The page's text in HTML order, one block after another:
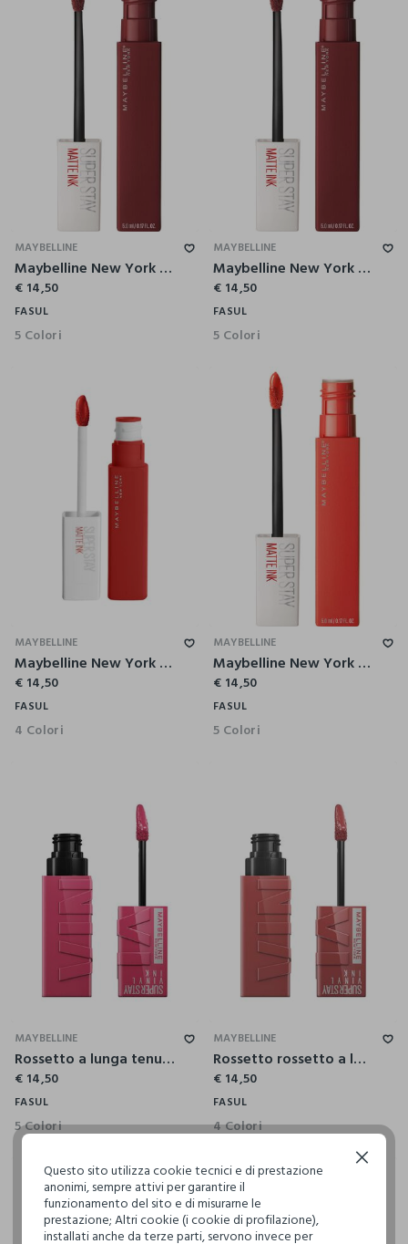
MAYBELLINE
Maybelline New York Tinta Labbra SuperStay Matte Ink, Rossetto Matte Liquido a Lunga Tenuta, Voyager (50), 5 ml.
€ 14,50
FASUL
5 Colori
MAYBELLINE
Maybelline New York Tinta Labbra SuperStay Matte Ink, Rossetto Matte Liquido a Lunga Tenuta, Pioneer (20), 5 ml.
€ 14,50
FASUL
5 Colori
MAYBELLINE
Maybelline New York Tinta Labbra SuperStay Matte Ink, Rossetto Matte Liquido a Lunga Tenuta, Dancer (118), 5 ml.
€ 14,50
FASUL
4 Colori
MAYBELLINE
Maybelline New York Tinta Labbra SuperStay Matte Ink, Rossetto Matte Liquido a Lunga Tenuta, Heroine (25), 5 ml.
€ 14,50
FASUL
5 Colori
MAYBELLINE
Rossetto a lunga tenuta effetto vinilico superstay vinyl ink 20 coy.
€ 14,50
FASUL
5 Colori
MAYBELLINE
Rossetto rossetto a lunga tenuta effetto vinilico superstay vinyl ink 35 cheeky.
€ 14,50
FASUL
4 Colori
Questo sito utilizza cookie tecnici e di prestazione
anonimi, sempre attivi per garantire il
funzionamento del sito e di misurarne le
prestazione; Altri cookie (i cookie di profilazione),
installati anche da terze parti, servono invece per
Continua senza accettare